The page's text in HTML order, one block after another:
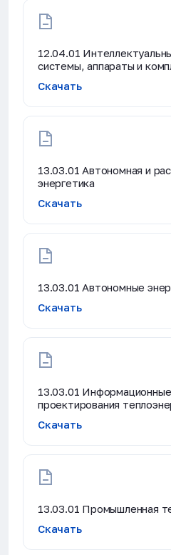
12.04.01
системы, аппараты и
Скачать
13.03.01 Автономная и
энергетика
Скачать
13.03.01 Автономные
Скачать
13.03.01 Информационные
проектирования
Скачать
13.03.01 Промышленная
Скачать